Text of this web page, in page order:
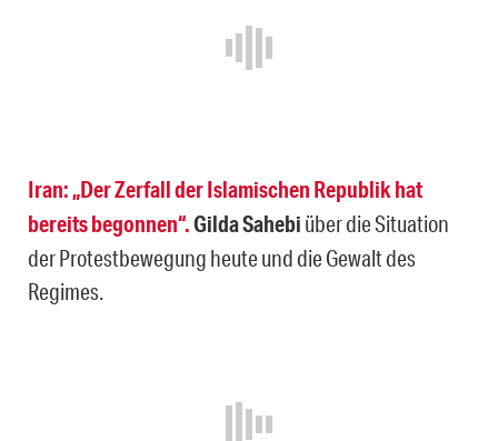
Iran: „Der Zerfall der Islamischen Republik hat
bereits begonnen“.Gilda Sahebi über die Situation
der Protestbewegung heute und die Gewalt des
Regimes.